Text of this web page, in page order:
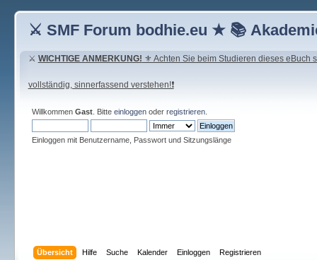
⚔ SMF Forum bodhie.eu ★ 📚
⚔ WICHTIGE ANMERKUNG! ⚜ Achten Sie beim Studieren dieses eBuch
vollständig, sinnerfassend verstehen!❗
Willkommen Gast. Bitte einloggenoder registrieren.
Einloggen mit Benutzername, Passwort und Sitzungslänge
Übersicht Hilfe Suche Kalender Einloggen Registrieren